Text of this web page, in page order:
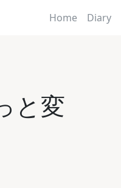
Home Diary
と変